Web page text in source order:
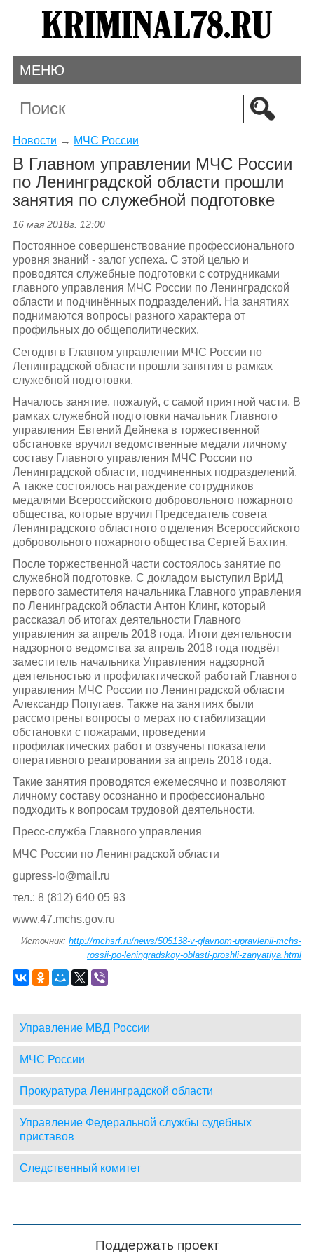
МЕНЮ
Новости → МЧС России
В Главном управлении МЧС России
по Ленинградской области прошли
занятия по служебной подготовке
16 мая 2018г. 12:00
Постоянное совершенствование профессионального
уровня знаний - залог успеха. С этой целью и
проводятся служебные подготовки с сотрудниками
главного управления МЧС России по Ленинградской
области и подчинённых подразделений. На занятиях
поднимаются вопросы разного характера от
профильных до общеполитических.
Сегодня в Главном управлении МЧС России по
Ленинградской области прошли занятия в рамках
служебной подготовки.
Началось занятие, пожалуй, с самой приятной части. В
рамках служебной подготовки начальник Главного
управления Евгений Дейнека в торжественной
обстановке вручил ведомственные медали личному
составу Главного управления МЧС России по
Ленинградской области, подчиненных подразделений.
А также состоялось награждение сотрудников
медалями Всероссийского добровольного пожарного
общества, которые вручил Председатель совета
Ленинградского областного отделения Всероссийского
добровольного пожарного общества Сергей Бахтин.
После торжественной части состоялось занятие по
служебной подготовке. С докладом выступил ВрИД
первого заместителя начальника Главного управления
по Ленинградской области Антон Клинг, который
рассказал об итогах деятельности Главного
управления за апрель 2018 года. Итоги деятельности
надзорного ведомства за апрель 2018 года подвёл
заместитель начальника Управления надзорной
деятельностью и профилактической работай Главного
управления МЧС России по Ленинградской области
Александр Попугаев. Также на занятиях были
рассмотрены вопросы о мерах по стабилизации
обстановки с пожарами, проведении
профилактических работ и озвучены показатели
оперативного реагирования за апрель 2018 года.
Такие занятия проводятся ежемесячно и позволяют
личному составу осознанно и профессионально
подходить к вопросам трудовой деятельности.
Пресс-служба Главного управления
МЧС России по Ленинградской области
gupress-lo@mail.ru
тел.: 8 (812) 640 05 93
www.47.mchs.gov.ru
Источник:http://mchsrf.ru/news/505138-v-glavnom-upravlenii-mchs-
rossii-po-leningradskoy-oblasti-proshli-zanyatiya.html
Управление МВД России
МЧС России
Прокуратура Ленинградской области
Управление Федеральной службы судебных
приставов
Следственный комитет
Поддержать проект